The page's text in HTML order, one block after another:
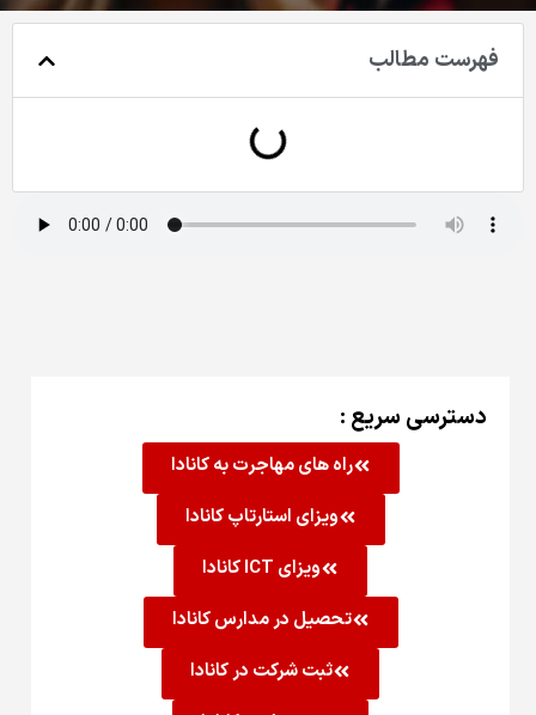
دسترسی سریع :
راه های مهاجرت به کانادا
ویزای استارتاپ کانادا
ویزای ICT کانادا
تحصیل در مدارس کانادا
ثبت شرکت در کانادا
فهرست مطالب